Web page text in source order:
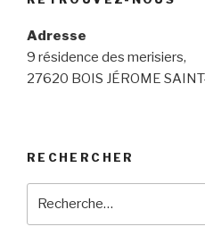
Adresse
9 résidence des merisiers,
27620 BOIS JÉROME
RECHERCHER